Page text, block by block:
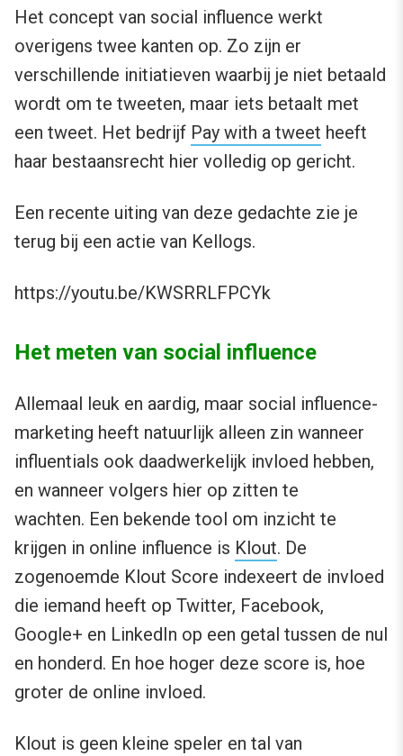
Het concept van social influence werkt
overigens twee kanten op. Zo zijn er
verschillende initiatieven waarbij je niet betaald
wordt om te tweeten, maar iets betaalt met
een tweet. Het bedrijf Pay with a tweet heeft
haar bestaansrecht hier volledig op gericht.
Een recente uiting van deze gedachte zie je
terug bij een actie van Kellogs.
https://youtu.be/KWSRRLFPCYk
Het meten van social influence
Allemaal leuk en aardig, maar social influence-
marketing heeft natuurlijk alleen zin wanneer
influentials ook daadwerkelijk invloed hebben,
en wanneer volgers hier op zitten te
wachten. Een bekende tool om inzicht te
krijgen in online influence is Klout. De
zogenoemde Klout Score indexeert de invloed
die iemand heeft op Twitter, Facebook,
Google+ en LinkedIn op een getal tussen de nul
en honderd. En hoe hoger deze score is, hoe
groter de online invloed.
Klout is geen kleine speler en tal van